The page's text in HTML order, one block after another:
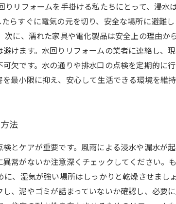
リフォームを手掛ける私たちにとって、浸
らすぐに電気の元を切り、安全な場所に避難
次に、濡れた家具や電化製品は安全上の理由
けます。水回りリフォームの業者に連絡し
欠です。水の通りや排水口の点検を定期的
最小限に抑え、安心して生活できる環境を維持
法
とケアが重要です。風雨による浸水や漏水
常がないか注意深くチェックしてください
、湿気が強い場所はしっかりと乾燥させまし
、泥やゴミが詰まっていないか確認し、必要